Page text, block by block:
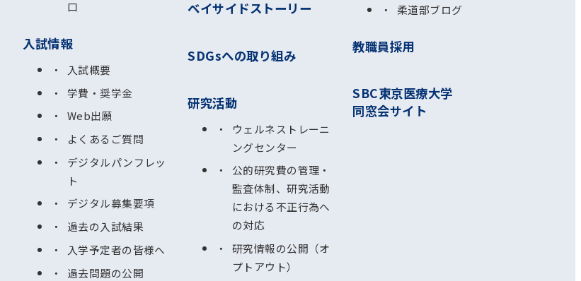
口
入試情報
入試概要
学費・奨学金
Web出願
よくあるご質問
デジタルパンフレッ
ト
デジタル募集要項
過去の入試結果
入学予定者の皆様へ
過去問題の公開
ベイサイドストーリー
SDGsへの取り組み
研究活動
ウェルネストレーニ
ングセンター
公的研究費の管理・
監査体制、研究活動
における不正行為へ
の対応
研究情報の公開（オ
プトアウト）
柔道部ブログ
教職員採用
SBC東京医療大学
同窓会サイト